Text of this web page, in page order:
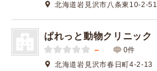
北海道岩見沢市八条東10-2-51
ぱれっと動物クリニック
－
0件
北海道岩見沢市春日町4-2-13